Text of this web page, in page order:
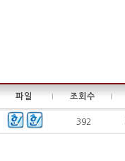
파일 조회수
392